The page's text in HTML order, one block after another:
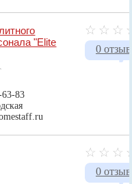
0
"Elite
83
0